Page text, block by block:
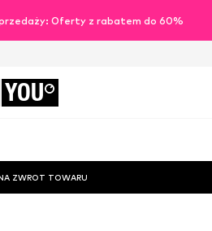
Oferty z rabatem do 60%
YOU
ZWROT TOWARU